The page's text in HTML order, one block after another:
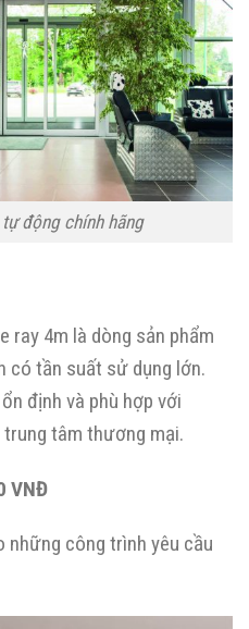
động chính hãng
4m là dòng sản phẩm
có tần suất sử dụng lớn.
định và phù hợp với
tâm thương mại.
VNĐ
những công trình yêu cầu